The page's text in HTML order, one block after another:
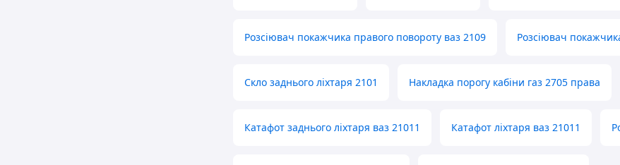
Розсіювач покажчика правого повороту ваз 2109 Розсіювач
Скло заднього ліхтаря 2101 Накладка порогу кабіни газ 2705 права
Катафот заднього ліхтаря ваз 21011 Катафот ліхтаря ваз 21011